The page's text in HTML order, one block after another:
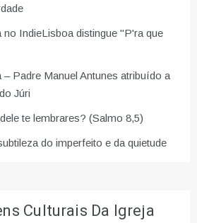
IndieLisboa distingue "P'ra que
Padre Manuel Antunes atribuído a
Júri
te lembrares? (Salmo 8,5)
do imperfeito e da quietude
Culturais Da Igreja